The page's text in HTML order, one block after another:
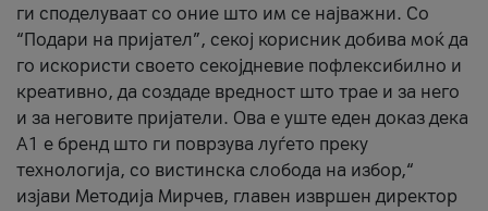
ги споделуваат со оние што им се најважни. Со
“Подари на пријател”, секој корисник добива моќ да
го искористи своето секојдневие пофлексибилно и
креативно, да создаде вредност што трае и за него
и за неговите пријатели. Ова е уште еден доказ дека
А1 е бренд што ги поврзува луѓето преку
технологија, со вистинска слобода на избор,“
изјави Методија Мирчев, главен извршен директор